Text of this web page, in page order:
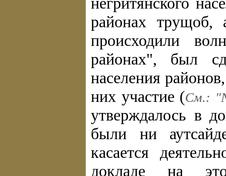
районах трущоб,
происходили
районах", был
населения
них участие (См.:
утверждалось в
были ни
касается
докладе на